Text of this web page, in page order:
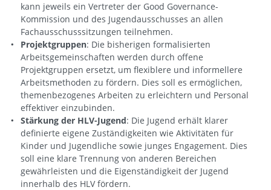
kann jeweils ein Vertreter der Good Governance-
Kommission und des Jugendausschusses an allen
Fachausschusssitzungen teilnehmen.
Projektgruppen: Die bisherigen formalisierten
Arbeitsgemeinschaften werden durch offene
Projektgruppen ersetzt, um flexiblere und informellere
Arbeitsmethoden zu fördern. Dies soll es ermöglichen,
themenbezogenes Arbeiten zu erleichtern und Personal
effektiver einzubinden.
Stärkung der HLV-Jugend: Die Jugend erhält klarer
definierte eigene Zuständigkeiten wie Aktivitäten für
Kinder und Jugendliche sowie junges Engagement. Dies
soll eine klare Trennung von anderen Bereichen
gewährleisten und die Eigenständigkeit der Jugend
innerhalb des HLV fördern.